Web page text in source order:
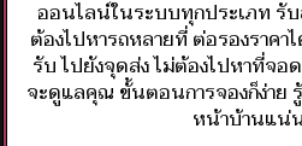
ออนไลน์​ในระบบทุกประเภท​ รับ
ต้องไปหารถหลายที่ ต่อรองราค
รับ​ ไปยังจุดส่ง​ ไม่ต้องไปหาที่จอ
จะดูแลคุณ​ ขั้นตอน​การจองก็ง่าย​
หน้าบ้านแน่